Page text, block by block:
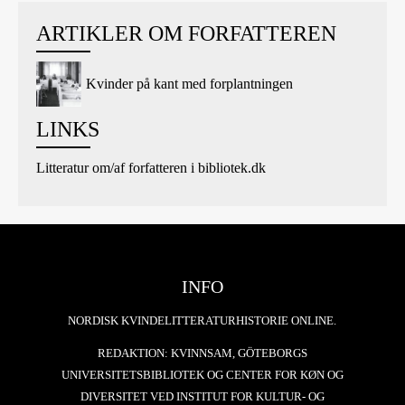
ARTIKLER OM FORFATTEREN
Kvinder på kant med forplantningen
LINKS
Litteratur om/af forfatteren i bibliotek.dk
INFO
NORDISK KVINDELITTERATURHISTORIE ONLINE.
REDAKTION: KVINNSAM, GÖTEBORGS
UNIVERSITETSBIBLIOTEK OG CENTER FOR KØN OG
DIVERSITET VED INSTITUT FOR KULTUR- OG